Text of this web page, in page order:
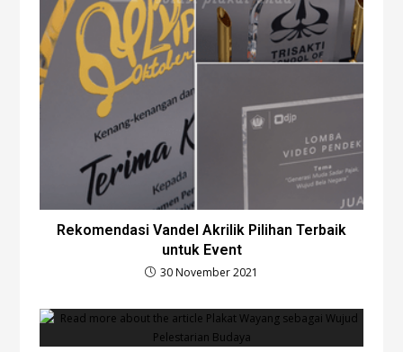
Rekomendasi Vandel Akrilik Pilihan Terbaik
untuk Event
30 November 2021